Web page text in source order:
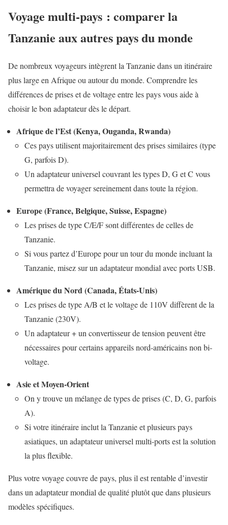
Voyage multi-pays : comparer la
Tanzanie aux autres pays du monde
De nombreux voyageurs intègrent la Tanzanie dans un itinéraire
plus large en Afrique ou autour du monde. Comprendre les
différences de prises et de voltage entre les pays vous aide à
choisir le bon adaptateur dès le départ.
Afrique de l’Est (Kenya, Ouganda, Rwanda)
Ces pays utilisent majoritairement des prises similaires (type
G, parfois D).
Un adaptateur universel couvrant les types D, G et C vous
permettra de voyager sereinement dans toute la région.
Europe (France, Belgique, Suisse, Espagne)
Les prises de type C/E/F sont différentes de celles de
Tanzanie.
Si vous partez d’Europe pour un tour du monde incluant la
Tanzanie, misez sur un adaptateur mondial avec ports USB.
Amérique du Nord (Canada, États-Unis)
Les prises de type A/B et le voltage de 110V diffèrent de la
Tanzanie (230V).
Un adaptateur + un convertisseur de tension peuvent être
nécessaires pour certains appareils nord-américains non bi-
voltage.
Asie et Moyen-Orient
On y trouve un mélange de types de prises (C, D, G, parfois
A).
Si votre itinéraire inclut la Tanzanie et plusieurs pays
asiatiques, un adaptateur universel multi-ports est la solution
la plus flexible.
Plus votre voyage couvre de pays, plus il est rentable d’investir
dans un adaptateur mondial de qualité plutôt que dans plusieurs
modèles spécifiques.